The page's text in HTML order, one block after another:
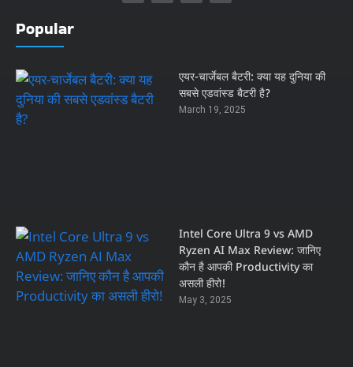
Popular
एयर-चार्जेबल बैटरी: क्या यह दुनिया की
सबसे एडवांस्ड बैटरी है?
March 19, 2025
Intel Core Ultra 9 vs AMD
Ryzen AI Max Review: जानिए
कौन है आपकी Productivity का
असली हीरो!
May 3, 2025